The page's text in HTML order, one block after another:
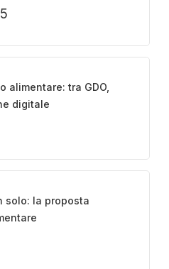
alimentare: tra GDO,
digitale
solo: la proposta